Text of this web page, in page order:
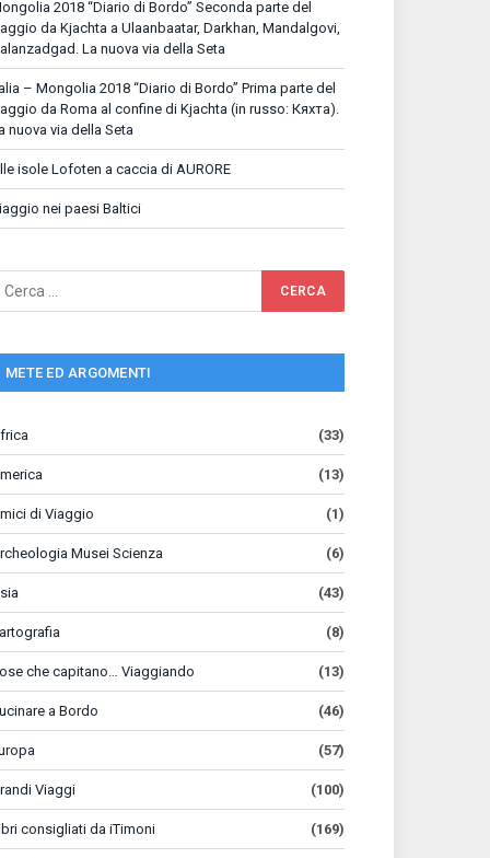
2018 “Diario di Bordo” Seconda parte del
da Kjachta a Ulaanbaatar, Darkhan, Mandalgovi,
La nuova via della Seta
– Mongolia 2018 “Diario di Bordo” Prima parte del
da Roma al confine di Kjachta (in russo: Кяхта).
nuova via della Seta
isole Lofoten a caccia di AURORE
nei paesi Baltici
METE ED ARGOMENTI
(33)
(13)
di Viaggio (1)
Musei Scienza (6)
(43)
(8)
che capitano… Viaggiando (13)
a Bordo (46)
(57)
Viaggi (100)
consigliati da iTimoni (169)